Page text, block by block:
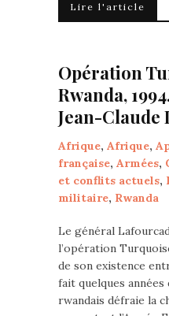
Lire l'article
Opération
Rwanda,
Jean-Claude
Afrique, Afrique,
française, Armées,
et conflits actuels,
militaire, Rwanda
Le général
l’opération
de son existence
fait quelques années
rwandais défraie la